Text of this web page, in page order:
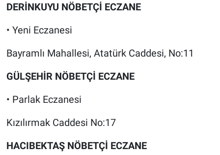
DERİNKUYU NÖBETÇİ ECZANE
• Yeni Eczanesi
Bayramlı Mahallesi, Atatürk Caddesi, No:11
GÜLŞEHİR NÖBETÇİ ECZANE
• Parlak Eczanesi
Kızılırmak Caddesi No:17
HACIBEKTAŞ NÖBETÇİ ECZANE